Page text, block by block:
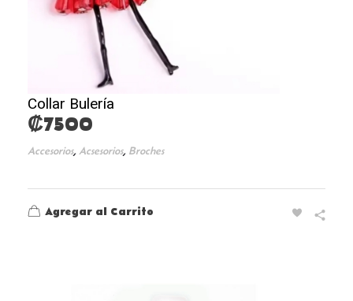
Collar Bulería
₡7500
Accesorios,Acsesorios, Broches
Agregar al Carrito